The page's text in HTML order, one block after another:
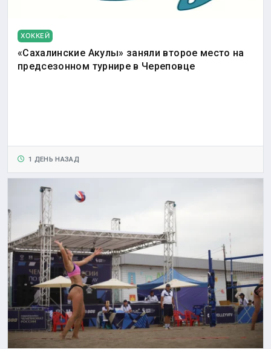
ХОККЕЙ
«Сахалинские Акулы» заняли второе место на
предсезонном турнире в Череповце
1 ДЕНЬ НАЗАД